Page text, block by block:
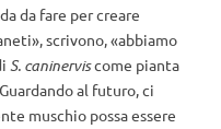
da fare per creare
scrivono, «abbiamo
S. caninerviscome pianta
al futuro, ci
muschio possa essere